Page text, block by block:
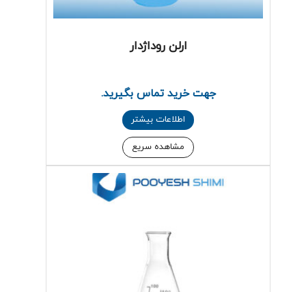
ارلن روداژدار
جهت خرید تماس بگیرید.
اطلاعات بیشتر
مشاهده سریع